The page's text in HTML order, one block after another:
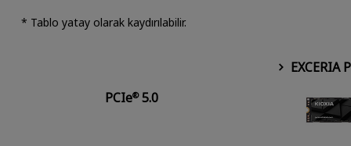
* Tablo yatay olarak kaydırılabilir.
PCIe®5.0
EXCERIA